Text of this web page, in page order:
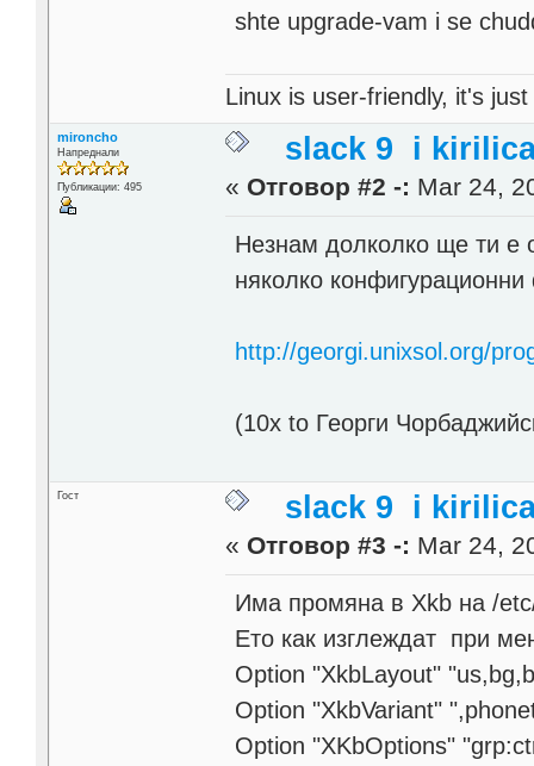
shte upgrade-vam i se
Linux is user-friendly, it's
mironcho
Напреднали
Публикации: 495
slack 9 i
« Отговор #2 -: Mar 24,
Незнам долколко ще ти
няколко
http://georgi.unixsol.org/
(10x to Георги
Гост slack 9 i
« Отговор #3 -: Mar 24,
Има промяна в Xkb на /
Ето как изглеждат при
Option "XkbLayout"
Option "XkbVariant"
Option "XKbOptions"